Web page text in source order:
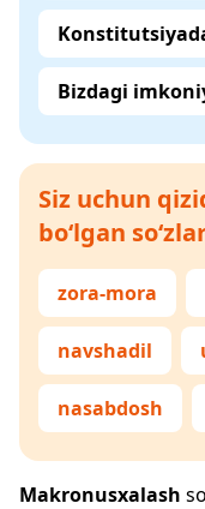
Bizdagi
Siz uchun
bo‘lgan
zora-mora
navshadil
nasabdosh
Makronusxalash